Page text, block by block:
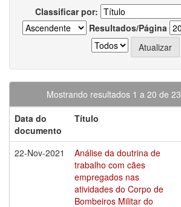
Classificar por:
Resultados/Página
Mostrando resultados 1 a 20 de 23
Data do
documento
Título
22-Nov-2021
Análise da doutrina de
trabalho com cães
empregados nas
atividades do Corpo de
Bombeiros Militar do